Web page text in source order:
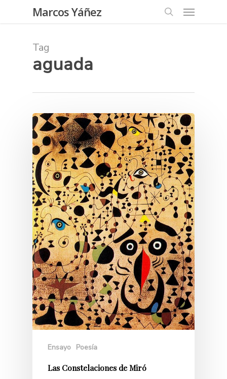
Marcos Yáñez Menu
Tag
aguada
Ensayo Poesía
Las Constelaciones de Miró